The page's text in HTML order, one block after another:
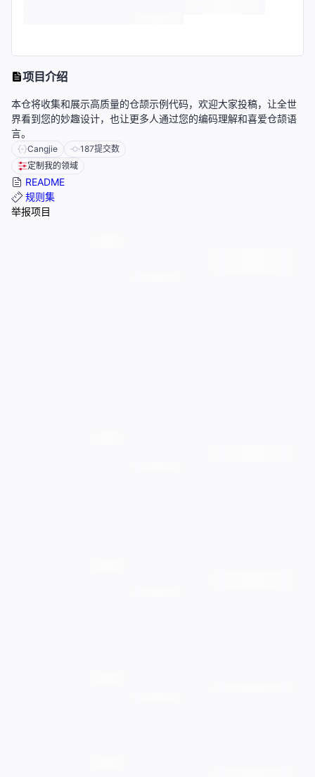
项目介绍
本仓将收集和展示高质量的仓颉示例代码，欢迎大家投稿，让全世
界看到您的妙趣设计，也让更多人通过您的编码理解和喜爱仓颉语
言。
Cangjie 187提交数
定制我的领域
README
规则集
举报项目